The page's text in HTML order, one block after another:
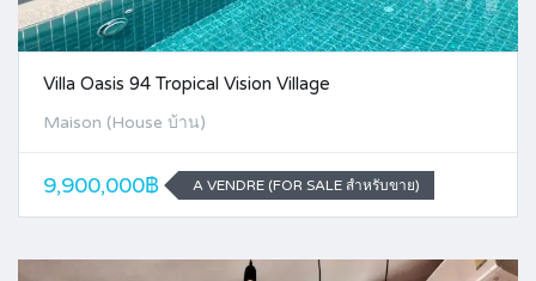
Villa Oasis 94 Tropical Vision Village
Maison (House บ้าน)
9,900,000฿ A VENDRE (FOR SALE สำหรับขาย)